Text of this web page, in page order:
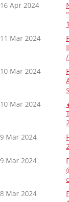
16 Apr 2024
11 Mar 2024
10 Mar 2024
10 Mar 2024
9 Mar 2024
9 Mar 2024
8 Mar 2024